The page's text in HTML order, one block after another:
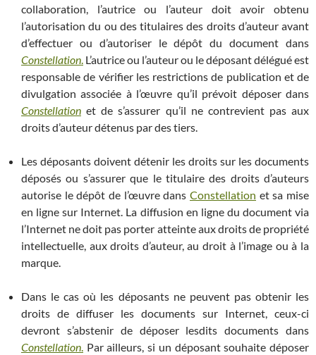
collaboration, l’autrice ou l’auteur doit avoir obtenu
l’autorisation du ou des titulaires des droits d’auteur avant
d’effectuer ou d’autoriser le dépôt du document dans
Constellation. L’autrice ou l’auteur ou le déposant délégué est
responsable de vérifier les restrictions de publication et de
divulgation associée à l’œuvre qu’il prévoit déposer dans
Constellation et de s’assurer qu’il ne contrevient pas aux
droits d’auteur détenus par des tiers.
Les déposants doivent détenir les droits sur les documents
déposés ou s’assurer que le titulaire des droits d’auteurs
autorise le dépôt de l’œuvre dans Constellation et sa mise
en ligne sur Internet. La diffusion en ligne du document via
l’Internet ne doit pas porter atteinte aux droits de propriété
intellectuelle, aux droits d’auteur, au droit à l’image ou à la
marque.
Dans le cas où les déposants ne peuvent pas obtenir les
droits de diffuser les documents sur Internet, ceux-ci
devront s’abstenir de déposer lesdits documents dans
Constellation. Par ailleurs, si un déposant souhaite déposer